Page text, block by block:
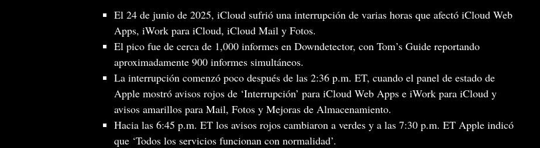
El 24 de junio de 2025, iCloud sufrió una interrupción de varias horas que afectó iCloud Web
Apps, iWork para iCloud, iCloud Mail y Fotos.
El pico fue de cerca de 1,000 informes en Downdetector, con Tom’s Guide reportando
aproximadamente 900 informes simultáneos.
La interrupción comenzó poco después de las 2:36 p.m. ET, cuando el panel de estado de
Apple mostró avisos rojos de ‘Interrupción’ para iCloud Web Apps e iWork para iCloud y
avisos amarillos para Mail, Fotos y Mejoras de Almacenamiento.
Hacia las 6:45 p.m. ET los avisos rojos cambiaron a verdes y a las 7:30 p.m. ET Apple indicó
que ‘Todos los servicios funcionan con normalidad’.